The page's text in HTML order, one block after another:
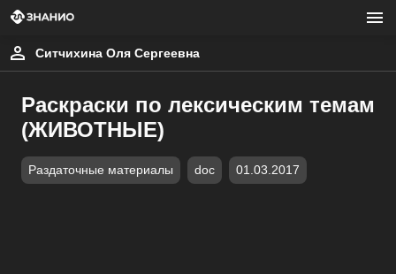
Ситчихина Оля Сергеевна
Раскраски по лексическим темам
(ЖИВОТНЫЕ)
Раздаточные материалы doc 01.03.2017